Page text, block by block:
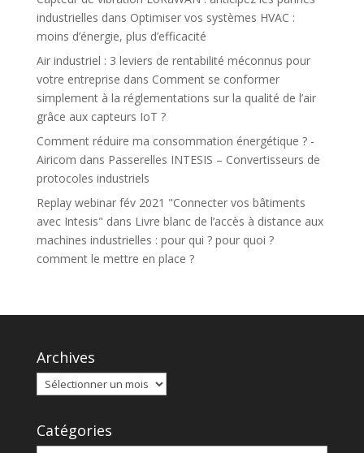
industrielles dans Optimiser vos systèmes HVAC :
moins d’énergie, plus d’efficacité
Air industriel : 3 leviers de rentabilité méconnus pour
votre entreprise dans Comment se conformer
simplement à la réglementations sur la qualité de l’air
grâce aux capteurs IoT ?
Comment réduire ma consommation énergétique ? -
Airicom dans Passerelles INTESIS – Convertisseurs de
protocoles industriels
Replay webinar fév 2021 "Connecter vos bâtiments
avec Intesis" dans Livre blanc de l’accès à distance aux
machines industrielles : pour qui ? pour quoi ?
comment le mettre en place ?
Archives
Catégories